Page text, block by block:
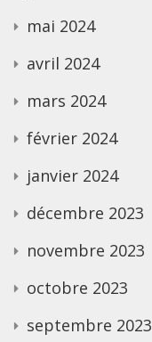
mai 2024
avril 2024
mars 2024
février 2024
janvier 2024
décembre 2023
novembre 2023
octobre 2023
septembre 2023